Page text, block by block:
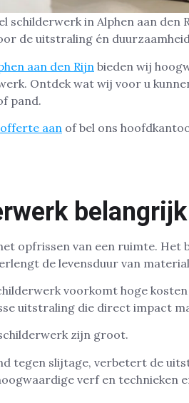
schilderwerk in Alphen aan den
de uitstraling én
aan den Rijn bieden wij
Ontdek wat wij voor u
pand.
aan of bel ons
opfrissen van een ruimte. Het
de levensduur van
voorkomt hoge
uitstraling die direct impact
zijn groot.
tegen slijtage, verbetert de
verf en technieken